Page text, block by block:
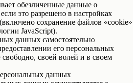
обезличенные данные о
это разрешено в настройках
сохранение файлов «cookie»
JavaScript).
данных самостоятельно
его персональных
свободно, своей волей и в своем
данных